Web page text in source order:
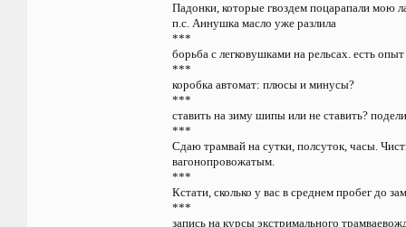
Падонки, которые гвоздем поцарапали мою
п.с. Аннушка масло уже разлила
***
борьба с легковушками на рельсах. есть опыт
***
коробка автомат: плюсы и минусы?
***
ставить на зиму шипы или не ставить?
***
Сдаю трамвай на сутки, полсуток, часы.
вагонопровожатым.
***
Кстати, сколько у вас в среднем пробег до
***
запись на курсы экстримального